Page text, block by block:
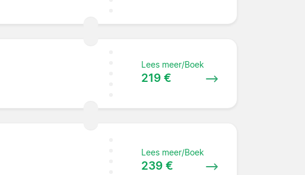
Lees meer/Boek
219 €
Lees meer/Boek
239 €